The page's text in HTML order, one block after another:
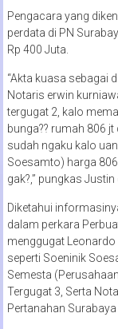
Pengacara yang
perdata di PN
Rp 400 Juta.
“Akta kuasa sebagai
Notaris erwin
tergugat 2, kalo
bunga?? rumah 806
sudah ngaku kalo
Soesamto) harga
gak?,” pungkas
Diketahui
dalam perkara
menggugat
seperti Soeninik
Semesta
Tergugat 3, Serta
Pertanahan